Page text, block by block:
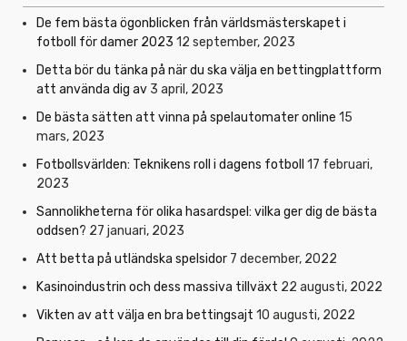
De fem bästa ögonblicken från världsmästerskapet i
fotboll för damer 2023 12 september, 2023
Detta bör du tänka på när du ska välja en bettingplattform
att använda dig av 3 april, 2023
De bästa sätten att vinna på spelautomater online 15
mars, 2023
Fotbollsvärlden: Teknikens roll i dagens fotboll 17 februari,
2023
Sannolikheterna för olika hasardspel: vilka ger dig de bästa
oddsen? 27 januari, 2023
Att betta på utländska spelsidor 7 december, 2022
Kasinoindustrin och dess massiva tillväxt 22 augusti, 2022
Vikten av att välja en bra bettingsajt 10 augusti, 2022